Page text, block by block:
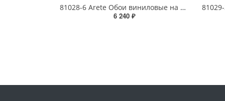
81028-6 Arete Обои виниловые на бумажной основе 1.06*15.6
6 240 ₽